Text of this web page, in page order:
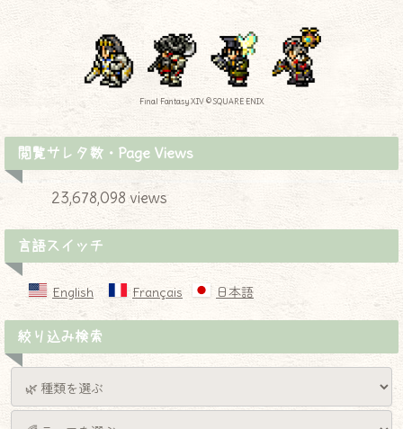
Final Fantasy XIV © SQUARE ENIX
閲覧サレタ数・Page Views
23,678,098 views
言語スイッチ
English Français 日本語
絞り込み検索